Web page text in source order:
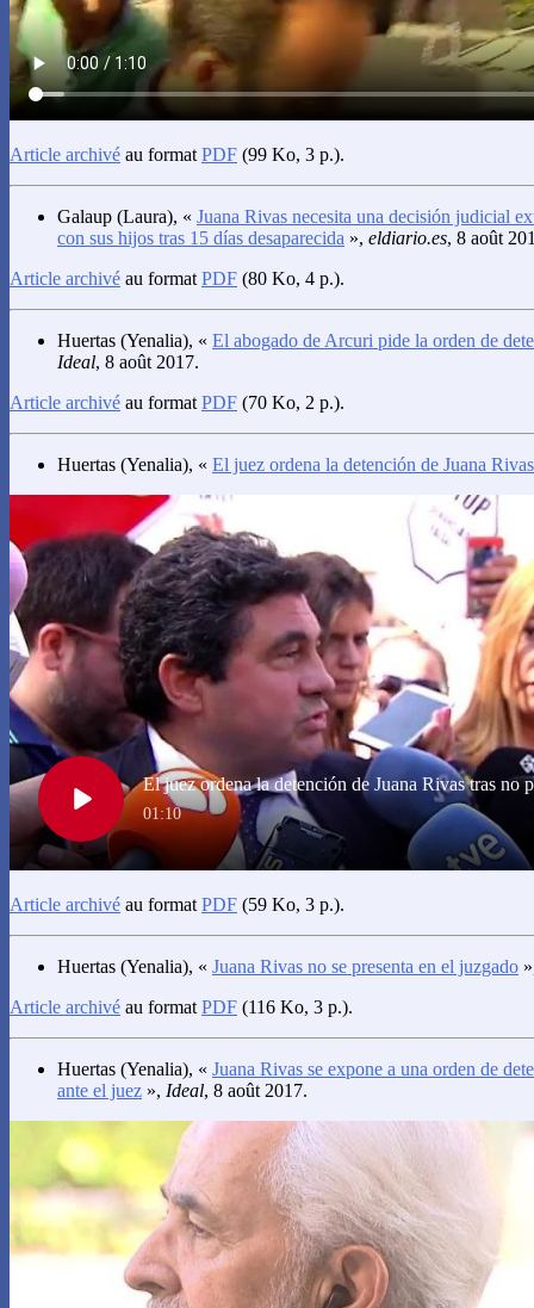
Article archivé au formatPDF (99 Ko, 3 p.).
Galaup (Laura), « Juana Rivas necesita una decisión judicial
con sus hijos tras 15 días desaparecida », eldiario.es, 8 août
Article archivé au formatPDF (80 Ko, 4 p.).
Huertas (Yenalia), « El abogado de Arcuri pide la orden de
Ideal, 8 août 2017.
Article archivé au formatPDF (70 Ko, 2 p.).
Huertas (Yenalia), « El juez ordena la detención de Juana Rivas
Article archivé au formatPDF (59 Ko, 3 p.).
Huertas (Yenalia), « Juana Rivas no se presenta en el juzgado
Article archivé au formatPDF (116 Ko, 3 p.).
Huertas (Yenalia), « Juana Rivas se expone a una orden de
ante el juez », Ideal, 8 août 2017.